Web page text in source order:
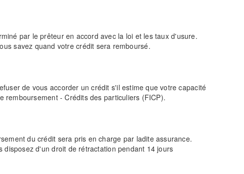
par le prêteur en accord avec la loi et les taux d'usure.
savez quand votre crédit sera remboursé.
de vous accorder un crédit s'il estime que votre capacité
remboursement - Crédits des particuliers (FICP).
du crédit sera pris en charge par ladite assurance.
disposez d'un droit de rétractation pendant 14 jours